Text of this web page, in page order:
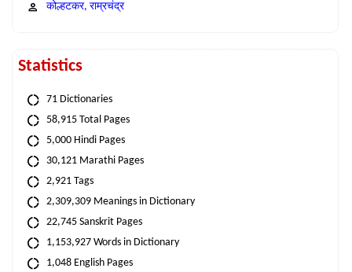
कोल्हटकर, राम्रचंद्र
Statistics
71 Dictionaries
58,915 Total Pages
5,000 Hindi Pages
30,121 Marathi Pages
2,921 Tags
2,309,309 Meanings in Dictionary
22,745 Sanskrit Pages
1,153,927 Words in Dictionary
1,048 English Pages